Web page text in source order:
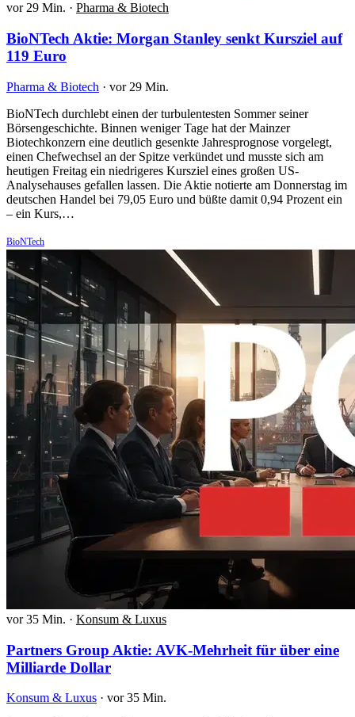
vor 29 Min. · Pharma & Biotech
BioNTech Aktie: Morgan Stanley senkt Kursziel auf
119 Euro
Pharma & Biotech · vor 29 Min.
BioNTech durchlebt einen der turbulentesten Sommer seiner
Börsengeschichte. Binnen weniger Tage hat der Mainzer
Biotechkonzern eine deutlich gesenkte Jahresprognose vorgelegt,
einen Chefwechsel an der Spitze verkündet und musste sich am
heutigen Freitag ein niedrigeres Kursziel eines großen US-
Analysehauses gefallen lassen. Die Aktie notierte am Donnerstag im
deutschen Handel bei 79,05 Euro und büßte damit 0,94 Prozent ein
– ein Kurs,…
BioNTech
vor 35 Min. · Konsum & Luxus
Partners Group Aktie: AVK-Mehrheit für über eine
Milliarde Dollar
Konsum & Luxus · vor 35 Min.